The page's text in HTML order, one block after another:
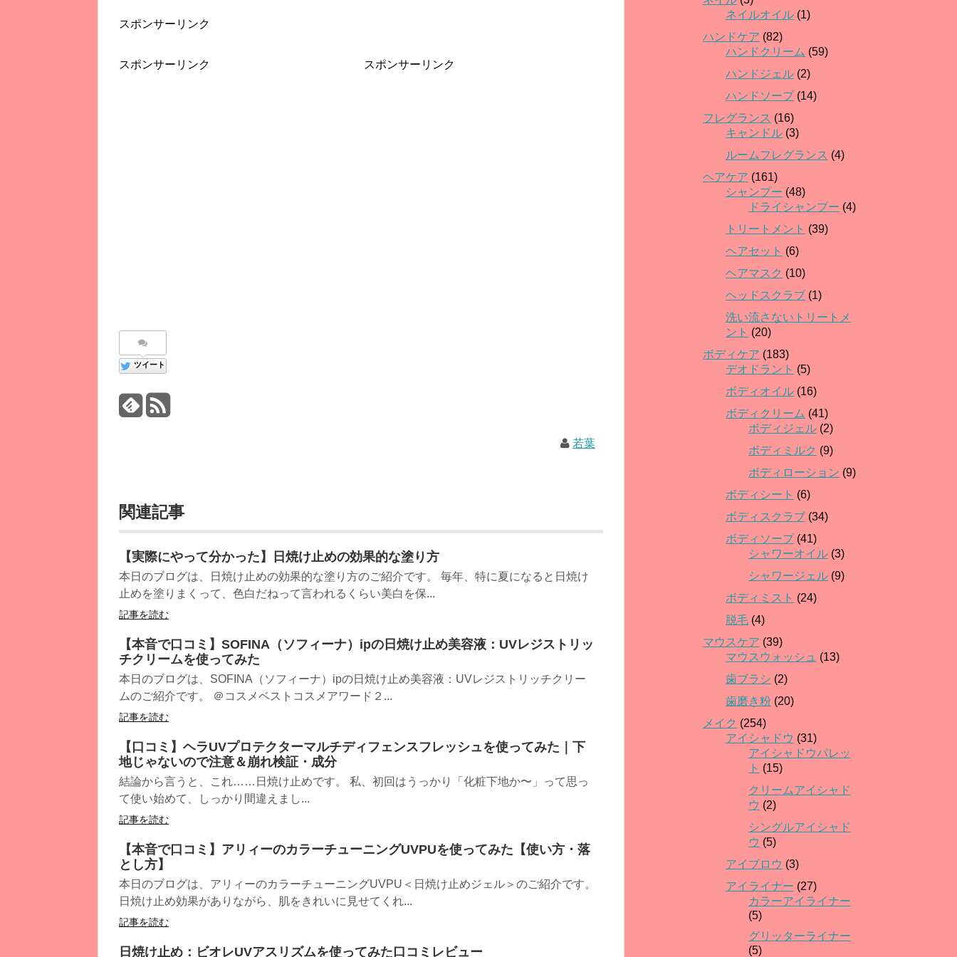
スポンサーリンク
スポンサーリンク スポンサーリンク
ツイート
若葉
関連記事
【実際にやって分かった】日焼け止めの効果的な塗り方
本日のブログは、日焼け止めの効果的な塗り方のご紹介です。 毎年、特に夏になると日焼け
止めを塗りまくって、色白だねって言われるくらい美白を保...
記事を読む
【本音で口コミ】SOFINA（ソフィーナ）ipの日焼け止め美容液：UVレジストリッ
チクリームを使ってみた
本日のブログは、SOFINA（ソフィーナ）ipの日焼け止め美容液：UVレジストリッチクリー
ムのご紹介です。 ＠コスメベストコスメアワード２...
記事を読む
【口コミ】ヘラUVプロテクターマルチディフェンスフレッシュを使ってみた｜下
地じゃないので注意＆崩れ検証・成分
結論から言うと、これ……日焼け止めです。 私、初回はうっかり「化粧下地か〜」って思っ
て使い始めて、しっかり間違えまし...
記事を読む
【本音で口コミ】アリィーのカラーチューニングUVPUを使ってみた【使い方・落
とし方】
本日のブログは、アリィーのカラーチューニングUVPU＜日焼け止めジェル＞のご紹介です。
日焼け止め効果がありながら、肌をきれいに見せてくれ...
記事を読む
日焼け止め：ビオレUVアスリズムを使ってみた口コミレビュー
ネイルオイル (1)
ハンドケア (82)
ハンドクリーム (59)
ハンドジェル (2)
ハンドソープ(14)
フレグランス (16)
キャンドル (3)
ルームフレグランス (4)
ヘアケア (161)
シャンプー (48)
ドライシャンプー (4)
トリートメント (39)
ヘアセット (6)
ヘアマスク (10)
ヘッドスクラブ (1)
洗い流さないトリートメ
ント (20)
ボディケア (183)
デオドラント (5)
ボディオイル (16)
ボディクリーム (41)
ボディジェル (2)
ボディミルク (9)
ボディローション (9)
ボディシート (6)
ボディスクラブ (34)
ボディソープ(41)
シャワーオイル (3)
シャワージェル (9)
ボディミスト (24)
脱毛 (4)
マウスケア (39)
マウスウォッシュ (13)
歯ブラシ (2)
歯磨き粉 (20)
メイク (254)
アイシャドウ (31)
アイシャドウパレッ
ト (15)
クリームアイシャド
ウ (2)
シングルアイシャド
ウ (5)
アイブロウ (3)
アイライナー (27)
カラーアイライナー
(5)
グリッターライナー
(5)